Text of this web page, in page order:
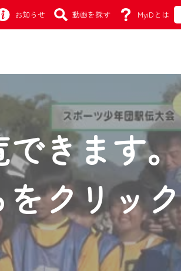
お知らせ 動画を探す MyiDとは
きます。
クリック